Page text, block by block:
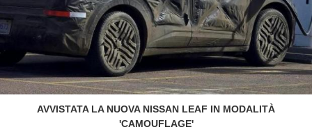
AVVISTATA LA NUOVA NISSAN LEAF IN MODALITÀ
'CAMOUFLAGE'